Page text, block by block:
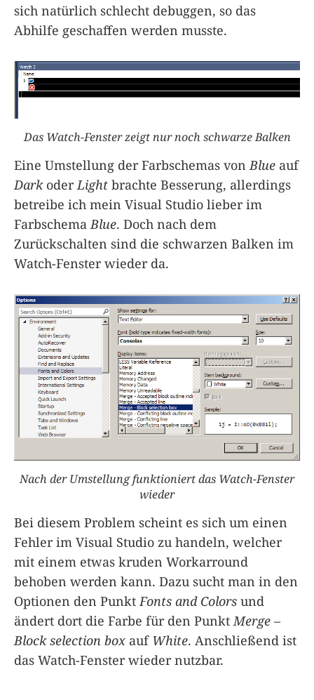
sich natürlich schlecht debuggen, so das
Abhilfe geschaffen werden musste.
Das Watch-Fenster zeigt nur noch schwarze Balken
Eine Umstellung der Farbschemas von Blue auf
Darkoder Light brachte Besserung, allerdings
betreibe ich mein Visual Studio lieber im
Farbschema Blue. Doch nach dem
Zurückschalten sind die schwarzen Balken im
Watch-Fenster wieder da.
Nach der Umstellung funktioniert das Watch-Fenster
wieder
Bei diesem Problem scheint es sich um einen
Fehler im Visual Studio zu handeln, welcher
mit einem etwas kruden Workarround
behoben werden kann. Dazu sucht man in den
Optionen den PunktFonts and Colors und
ändert dort die Farbe für den PunktMerge –
Block selection box auf White. Anschließend ist
das Watch-Fenster wieder nutzbar.